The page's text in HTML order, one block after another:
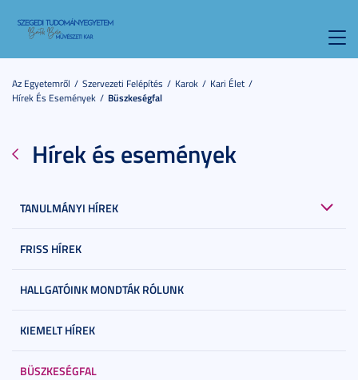
Az Egyetemről Szervezeti Felépítés Karok
Kari Élet
Hírek És Események
Büszkeségfal
Hírek és események
TANULMÁNYI HÍREK
FRISS HÍREK
HALLGATÓINK MONDTÁK RÓLUNK
KIEMELT HÍREK
BÜSZKESÉGFAL